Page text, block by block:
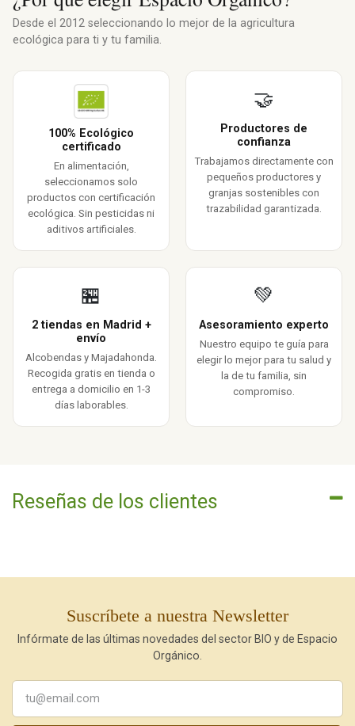
Desde el 2012 seleccionando lo mejor de la agricultura
ecológica para ti y tu familia.
100% Ecológico
certificado
En alimentación,
seleccionamos solo
productos con certificación
ecológica. Sin pesticidas ni
aditivos artificiales.
🤝
Productores de
confianza
Trabajamos directamente con
pequeños productores y
granjas sostenibles con
trazabilidad garantizada.
🏪
2 tiendas en Madrid +
envío
Alcobendas y Majadahonda.
Recogida gratis en tienda o
entrega a domicilio en 1-3
días laborables.
💚
Asesoramiento experto
Nuestro equipo te guía para
elegir lo mejor para tu salud y
la de tu familia, sin
compromiso.
Reseñas de los clientes
Suscríbete a nuestra Newsletter
Infórmate de las últimas novedades del sector BIO y de Espacio
Orgánico.